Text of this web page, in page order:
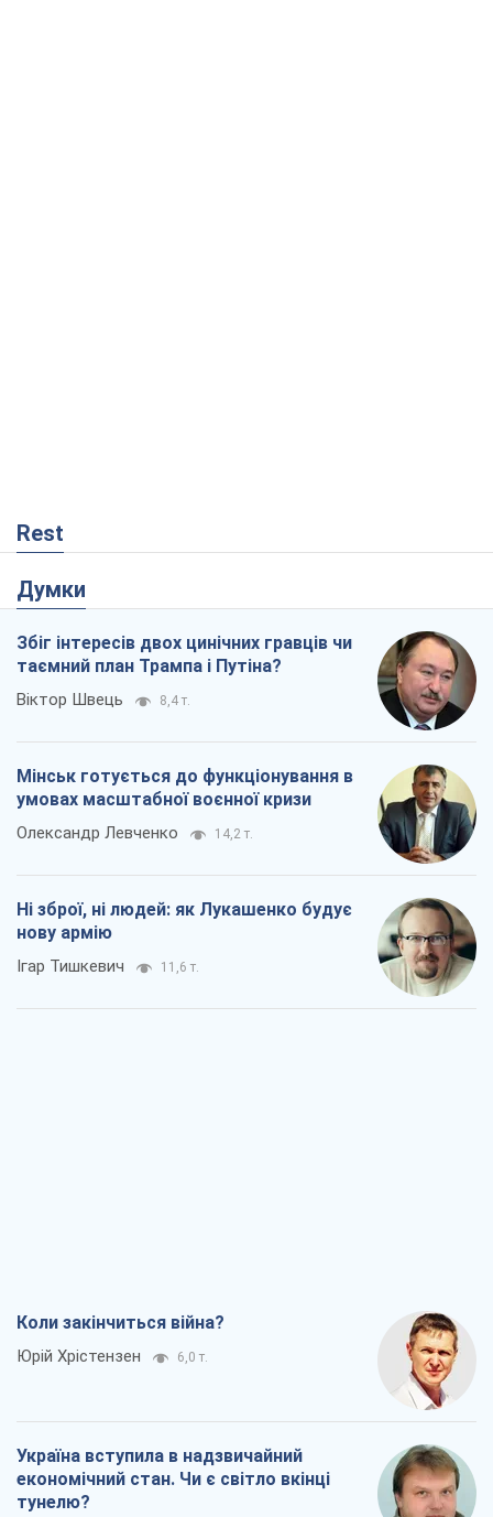
Rest
Думки
Збіг інтересів двох цинічних гравців чи
таємний план Трампа і Путіна?
Віктор Швець 8,4 т.
Мінськ готується до функціонування в
умовах масштабної воєнної кризи
Олександр Левченко 14,2 т.
Ні зброї, ні людей: як Лукашенко будує
нову армію
Ігар Тишкевич 11,6 т.
Коли закінчиться війна?
Юрій Хрістензен 6,0 т.
Україна вступила в надзвичайний
економічний стан. Чи є світло вкінці
тунелю?